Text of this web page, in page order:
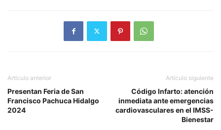
Artículo anterior
Presentan Feria de San
Francisco Pachuca Hidalgo
2024
Artículo siguiente
Código Infarto: atención
inmediata ante emergencias
cardiovasculares en el IMSS-
Bienestar